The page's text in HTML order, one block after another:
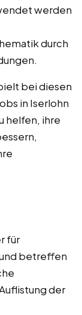
werden
durch
bei diesen
in Iserlohn
helfen, ihre
für
betreffen
der